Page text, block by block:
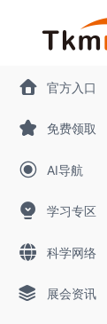
官方入口
免费领取
AI导航
学习专区
科学网络
展会资讯